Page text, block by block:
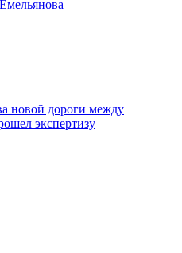
новой дороги между
экспертизу